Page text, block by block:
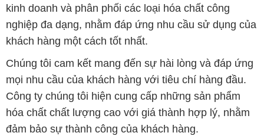
kinh doanh và phân phối các loại hóa chất công
nghiệp đa dạng, nhằm đáp ứng nhu cầu sử dụng của
khách hàng một cách tốt nhất.
Chúng tôi cam kết mang đến sự hài lòng và đáp ứng
mọi nhu cầu của khách hàng với tiêu chí hàng đầu.
Công ty chúng tôi hiện cung cấp những sản phẩm
hóa chất chất lượng cao với giá thành hợp lý, nhằm
đảm bảo sự thành công của khách hàng.